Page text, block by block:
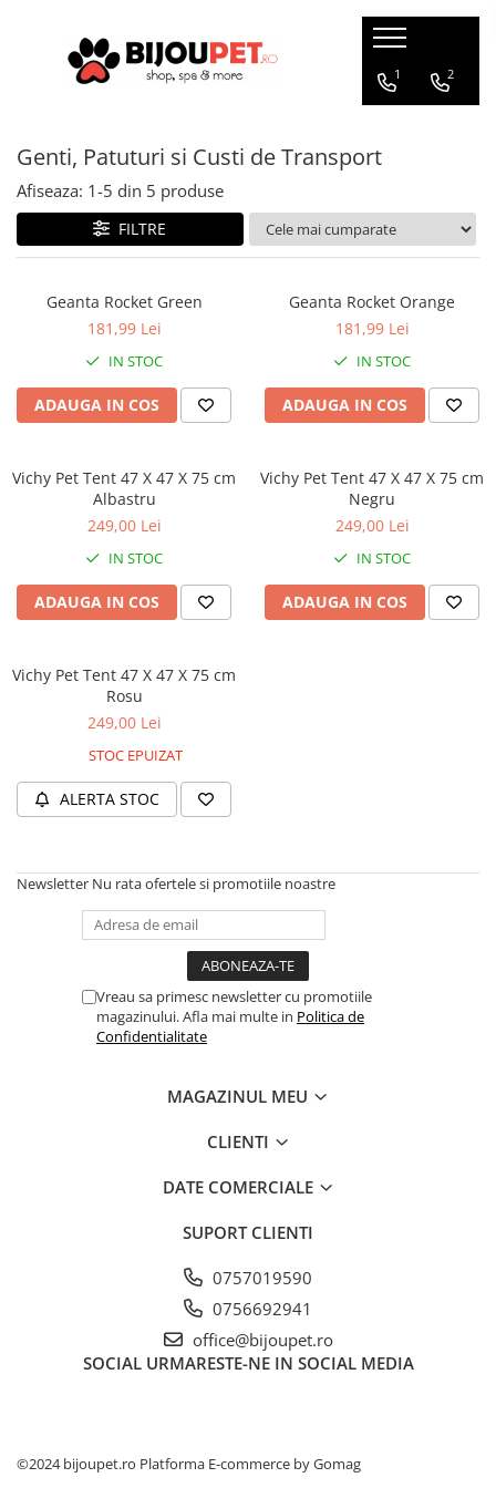
Caini
Hrana Presata la Rece
Hrana Uscata
Tribal
Oaks Farm
Nature's Protection
Taste of the Wild
Devora
Acana
Hrana umeda
Jucarii
Batoane branza Yak
Castroane si Dozatoare
Culcusuri
Diete veterinare
Inghetata
Lemne si coarne de cerb sau
Lese, Zgarzi & Hamuri
Produse Igiena si Ingrijire
Pisici
Hrana umeda
Recompense pisici
Jucarii Pisici
Accesorii
Ansambluri Pisici
Litiere si Asternut
Genti, Patuturi si Custi de
Produse Igiena si Ingrijire
Diete veterinare
1 2
Genti, Patuturi si Custi de Transport
Afiseaza: 1-5 din 5 produse
FILTRE
Geanta Rocket Green
181,99 Lei
IN STOC
ADAUGA IN COS
Geanta Rocket Orange
181,99 Lei
IN STOC
ADAUGA IN COS
Vichy Pet Tent 47 X 47 X 75 cm
Albastru
249,00 Lei
IN STOC
ADAUGA IN COS
Vichy Pet Tent 47 X 47 X 75 cm
Negru
249,00 Lei
IN STOC
ADAUGA IN COS
Vichy Pet Tent 47 X 47 X 75 cm
Rosu
249,00 Lei
STOC EPUIZAT
ALERTA STOC
Newsletter Nu rata ofertele si promotiile noastre
Vreau sa primesc newsletter cu promotiile
magazinului. Afla mai multe in Politica de
Confidentialitate
MAGAZINUL MEU
CLIENTI
DATE COMERCIALE
SUPORT CLIENTI
0757019590
0756692941
office@bijoupet.ro
SOCIAL URMARESTE-NE IN SOCIAL MEDIA
©2024 bijoupet.ro Platforma E-commerce by Gomag